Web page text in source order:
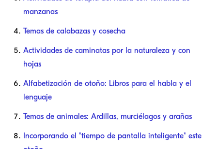
manzanas
Temas de calabazas y cosecha
Actividades de caminatas por la naturaleza y con
hojas
Alfabetización de otoño: Libros para el habla y el
lenguaje
Temas de animales: Ardillas, murciélagos y arañas
Incorporando el "tiempo de pantalla inteligente" este